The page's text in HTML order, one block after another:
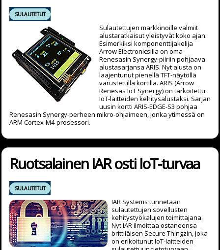
SULAUTETUT
Sulautettujen markkinoille valmiit
alustaratkaisut yleistyvät koko ajan.
Esimerkiksi komponenttijakelija
Arrow Electronicsilla on oma
Renesasin Synergy-piiriin pohjaava
alustasarjansa ARIS. Nyt alusta on
laajentunut pienellä TFT-näytöllä
varustetulla kortilla. ARIS (Arrow
Renesas IoT Synergy) on tarkoitettu
IoT-laitteiden kehitysalustaksi. Sarjan
uusin kortti ARIS-EDGE-S3 pohjaa
Renesasin Synergy-perheen mikro-ohjaimeen, jonka ytimessä on
ARM Cortex-M4-prosessori.
Ruotsalainen IAR osti IoT-turvaa
SULAUTETUT
IAR Systems tunnetaan
sulautettujen sovellusten
kehitystyökalujen toimittajana.
Nyt IAR ilmoittaa ostaneensa
brittiläisen Secure Thingzin, joka
on erikoitunut IoT-laitteiden